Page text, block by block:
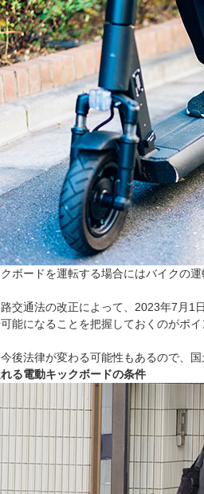
ボードを運転する場合にはバイクの
路交通法の改正によって、2023年7月1
能になることを把握しておくのがポイ
後法律が変わる可能性もあるので、
る電動キックボードの条件